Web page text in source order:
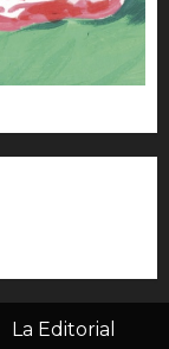
La Editorial